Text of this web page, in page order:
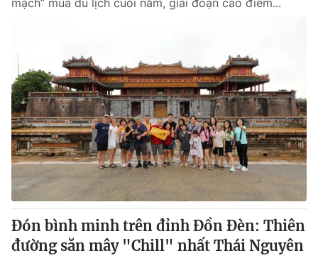
mạch” mùa du lịch cuối năm, giai đoạn cao điểm...
Đón bình minh trên đỉnh Đồn Đèn: Thiên
đường săn mây "Chill" nhất Thái Nguyên